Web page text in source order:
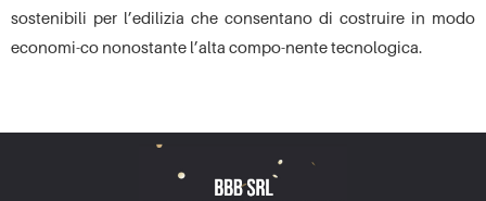
sostenibili per l’edilizia che consentano di costruire in modo
economi-co nonostante l’alta compo-nente tecnologica.